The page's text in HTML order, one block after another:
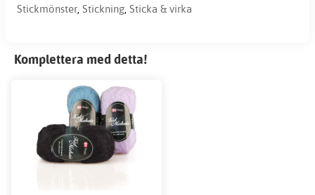
Stickmönster, Stickning, Sticka & virka
Komplettera med detta!